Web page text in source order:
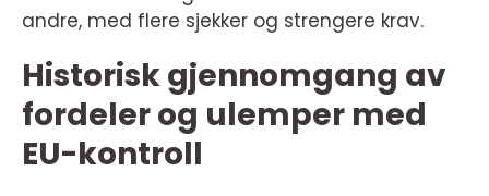
andre, med flere sjekker og strengere krav.
Historisk gjennomgang av
fordeler og ulemper med
EU-kontroll